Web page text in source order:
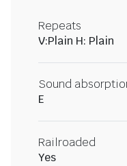
Repeats
V:Plain H: Plain
Sound
E
Railroaded
Yes